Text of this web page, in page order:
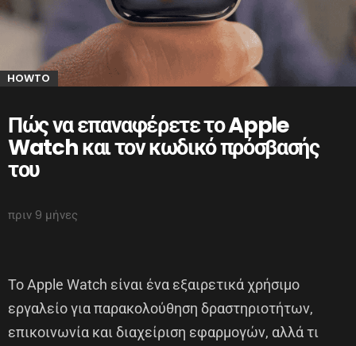
HOWTO
Πώς να επαναφέρετε το Apple
Watch και τον κωδικό πρόσβασής
του
πριν 9 μήνες
Το Apple Watch είναι ένα εξαιρετικά χρήσιμο
εργαλείο για παρακολούθηση δραστηριοτήτων,
επικοινωνία και διαχείριση εφαρμογών, αλλά τι